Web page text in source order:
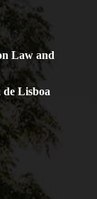
Law and
Lisboa